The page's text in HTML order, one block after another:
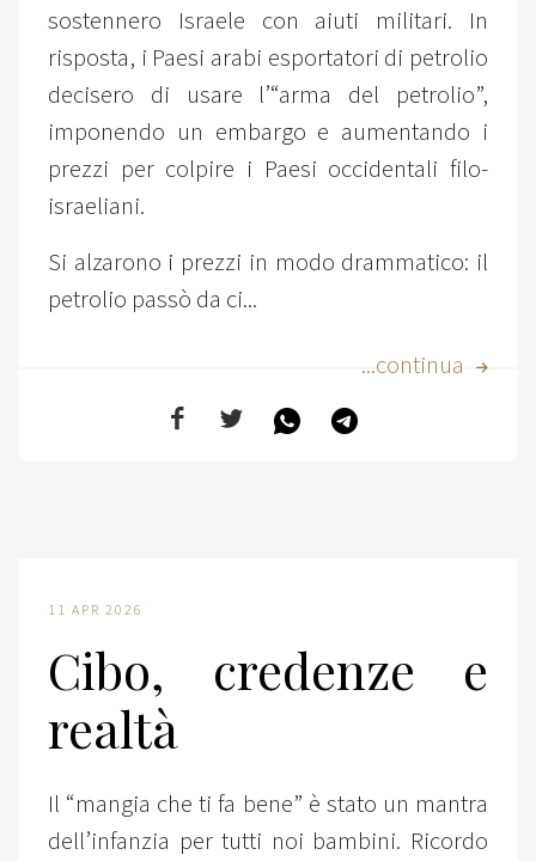
sostennero Israele con aiuti militari. In
risposta, i Paesi arabi esportatori di petrolio
decisero di usare l’“arma del petrolio”,
imponendo un embargo e aumentando i
prezzi per colpire i Paesi occidentali filo-
israeliani.
Si alzarono i prezzi in modo drammatico: il
petrolio passò da ci...
...continua
11 APR 2026
Cibo, credenze e
realtà
Il “mangia che ti fa bene” è stato un mantra
dell’infanzia per tutti noi bambini. Ricordo